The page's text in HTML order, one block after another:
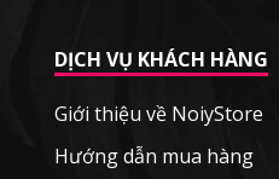
DỊCH VỤ KHÁCH HÀNG
Giới thiệu về NoiyStore
Hướng dẫn mua hàng